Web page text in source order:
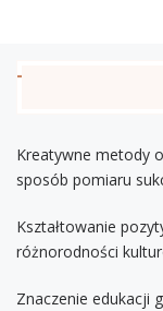
Kreatywne metody
sposób pomiaru
Kształtowanie
różnorodności
Znaczenie edukacji